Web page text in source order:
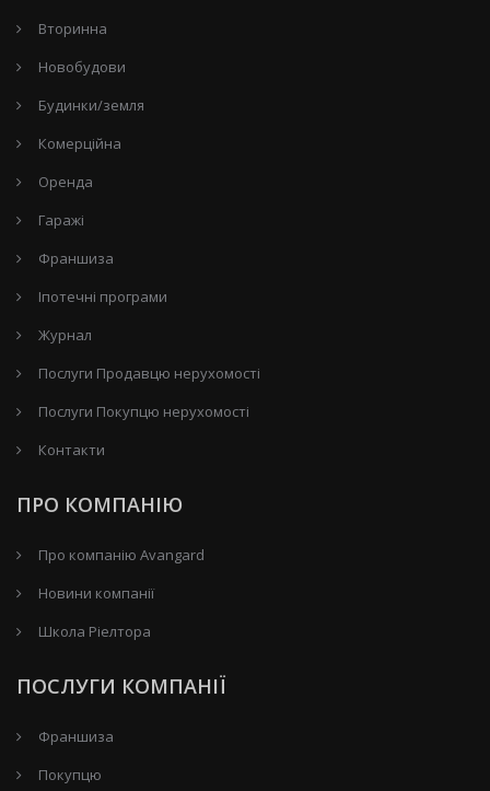
Вторинна
Новобудови
Будинки/земля
Комерційна
Оренда
Гаражі
Франшиза
Іпотечні програми
Журнал
Послуги Продавцю нерухомості
Послуги Покупцю нерухомості
Контакти
ПРО КОМПАНІЮ
Про компанію Avangard
Новини компанії
Школа Ріелтора
ПОСЛУГИ КОМПАНІЇ
Франшиза
Покупцю